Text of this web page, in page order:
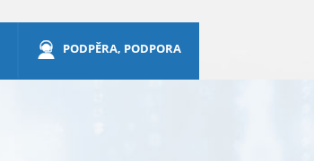
PODPĚRA, PODPORA